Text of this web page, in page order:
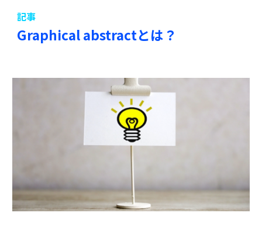
記事
Graphical abstractとは？